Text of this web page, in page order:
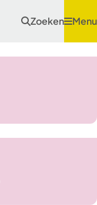
Zoeken Menu